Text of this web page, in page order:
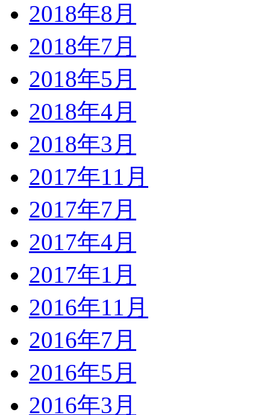
2018年8月
2018年7月
2018年5月
2018年4月
2018年3月
2017年11月
2017年7月
2017年4月
2017年1月
2016年11月
2016年7月
2016年5月
2016年3月